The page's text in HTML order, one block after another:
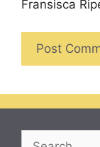
Fransisca